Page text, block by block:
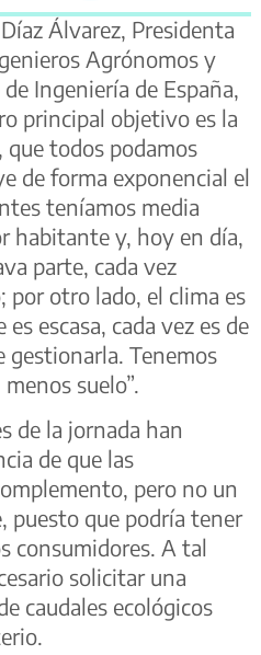
Álvarez, Presidenta
Agrónomos y
Ingeniería de España,
principal objetivo es la
todos podamos
de forma exponencial el
teníamos media
habitante y, hoy en día,
parte, cada vez
por otro lado, el clima es
escasa, cada vez es de
gestionarla. Tenemos
suelo”.
de la jornada han
de que las
pero no un
puesto que podría tener
consumidores. A tal
solicitar una
caudales ecológicos